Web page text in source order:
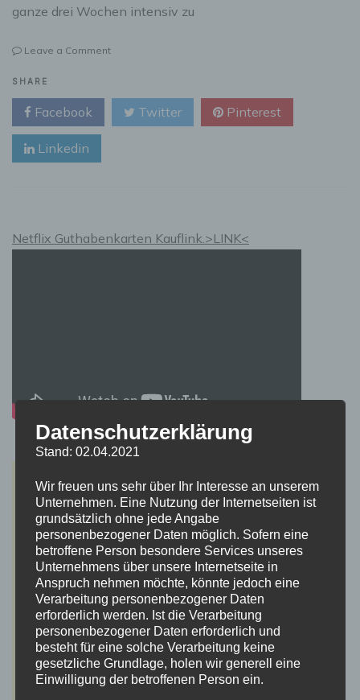
ganze drei Wochen intensiv zu
Leave a Commenton
531
Gaming
Headset
SHARE
Facebook Twitter Pinterest
Linkedin
Netflix Guthabenkarten Kauflink.>LINK<
Datenschutzerklärung
Stand: 02.04.2021
Wir freuen uns sehr über Ihr Interesse an unserem
Unternehmen. Eine Nutzung der Internetseiten ist
grundsätzlich ohne jede Angabe
personenbezogener Daten möglich. Sofern eine
betroffene Person besondere Services unseres
Unternehmens über unsere Internetseite in
Anspruch nehmen möchte, könnte jedoch eine
Verarbeitung personenbezogener Daten
erforderlich werden. Ist die Verarbeitung
personenbezogener Daten erforderlich und
besteht für eine solche Verarbeitung keine
gesetzliche Grundlage, holen wir generell eine
Einwilligung der betroffenen Person ein.